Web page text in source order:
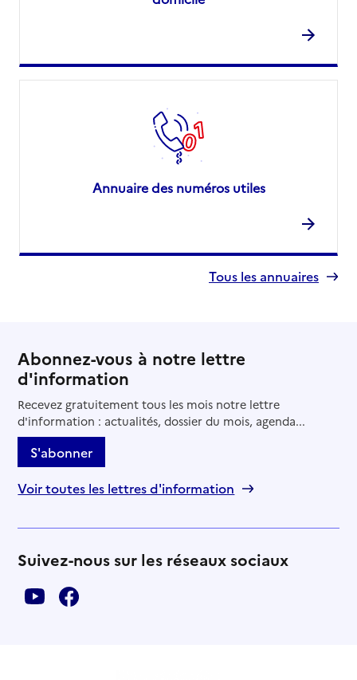
Annuaire des numéros utiles
Tous les annuaires
Abonnez-vous à notre lettre
d'information
Recevez gratuitement tous les mois notre lettre
d'information : actualités, dossier du mois, agenda...
S'abonner
Voir toutes les lettres d'information
Suivez-nous sur les réseaux sociaux